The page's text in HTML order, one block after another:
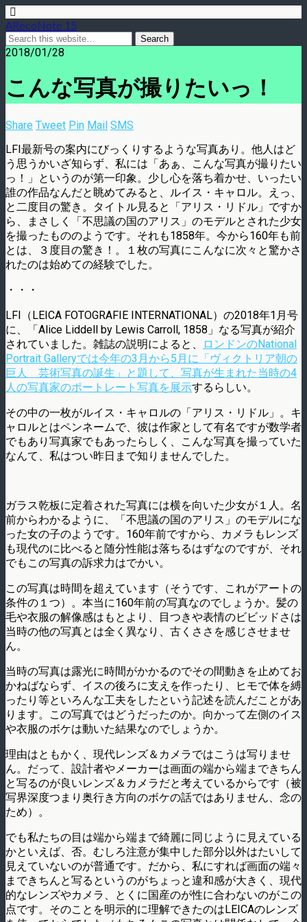
ARecoNote 15
2018/01/28
こんな写真が撮りたいっ！
Share Tweet Pin Mail SMS
LFI最新号の案内にびっくりするような写真あり。他人はど
う思うかいざ知らず、私には「あぁ、こんな写真が撮りたい
っ！」というのが第一印象。少し心を落ち着かせ、いったい
誰の作品なんだと眺めてみると、ルイス・キャロル。えっ、
と二度目の驚き。タイトル見ると「アリス・リドル」ですか
ら、まさしく「不思議の国のアリス」のモデルとされた少女
を撮ったもののようです。それも1858年。今から160年も前
とは、３度目の驚き！。１枚の写真にこんなに次々と驚かさ
れたのは始めての経験でした。
・・・
LFI（LEICA FOTOGRAFIE INTERNATIONAL）の2018年1月号
に、「Alice Liddell by Lewis Carroll, 1858」なる写真が紹介
されていました。雑誌の説明によると、
ロンドンのNational
Portrait Galleryでは今年の3月から5月に「ヴィクトリア朝の
巨人 芸術写真の誕生」と題して、写真が生まれた当時の4
人の写真家のポートレート写真を展示するらしい。
その中の一枚がルイス・キャロルの「アリス・リドル」。キ
ャロルとはペンネームで、彼は作家として有名ですが数学者
でもあり写真家でもあったらしく、こんな写真を撮っていた
なんて、私はつい昨日まで知りませんでした。
ガラス乾板に定着された写真には横を向いた少女が１人。名
前からわかるように、「不思議の国のアリス」のモデルにな
った女の子のようです。160年前ですから、カメラもレンズ
も現代のに比べると随分性能は落ちるはずなのですが、それ
でもこの写真の訴求力はでかい。
この写真は時間を超えています（そうです、これがアートの
条件の１つ）。本当に160年前の写真なのでしょうか。髪の
毛や衣服の解像感はもとより、目つきや表情のビビッドさは
当時の他の写真とは全く異なり、古くささを感じさせませ
ん。
当時の写真は露光に時間がかかるのでその間動きを止めてお
かねばならず、イスの後ろに支えを作ったり、ヒモで体を縛
ったり等といろんな工夫をしたという記述を読んだことがあ
ります。この写真ではどうだったのか。向かって左側のイス
や衣服のボケは動いた結果なのでしょうか。
理由はともかく、現代レンズ＆カメラではこうは写りませ
ん。だって、設計者やメーカーは画面の端から端まできちん
と写るのが良いレンズ＆カメラだと考えているからです（被
写界深度つまり奥行き方向のボケの話ではありません、念の
ため）。
でも私たちの目は端から端まで綺麗に同じように見えている
かといえば、否。むしろ注意が集中した部分以外はたいして
見えていないのが普通です。だから、私にすれば画面の端々
まできちんと写るというのがちょっと違和感が大きく、現代
的なレンズやカメラ、とくに国産のが性に合わないのがこの
点です。そのことを明示的に理解できたのはLEICAのレンズ